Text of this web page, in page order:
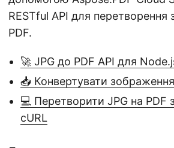
RESTful API для перетворення
PDF.
🚀 JPG до PDF API для
📥 Конвертувати
💻 Перетворити JPG на PDF
cURL